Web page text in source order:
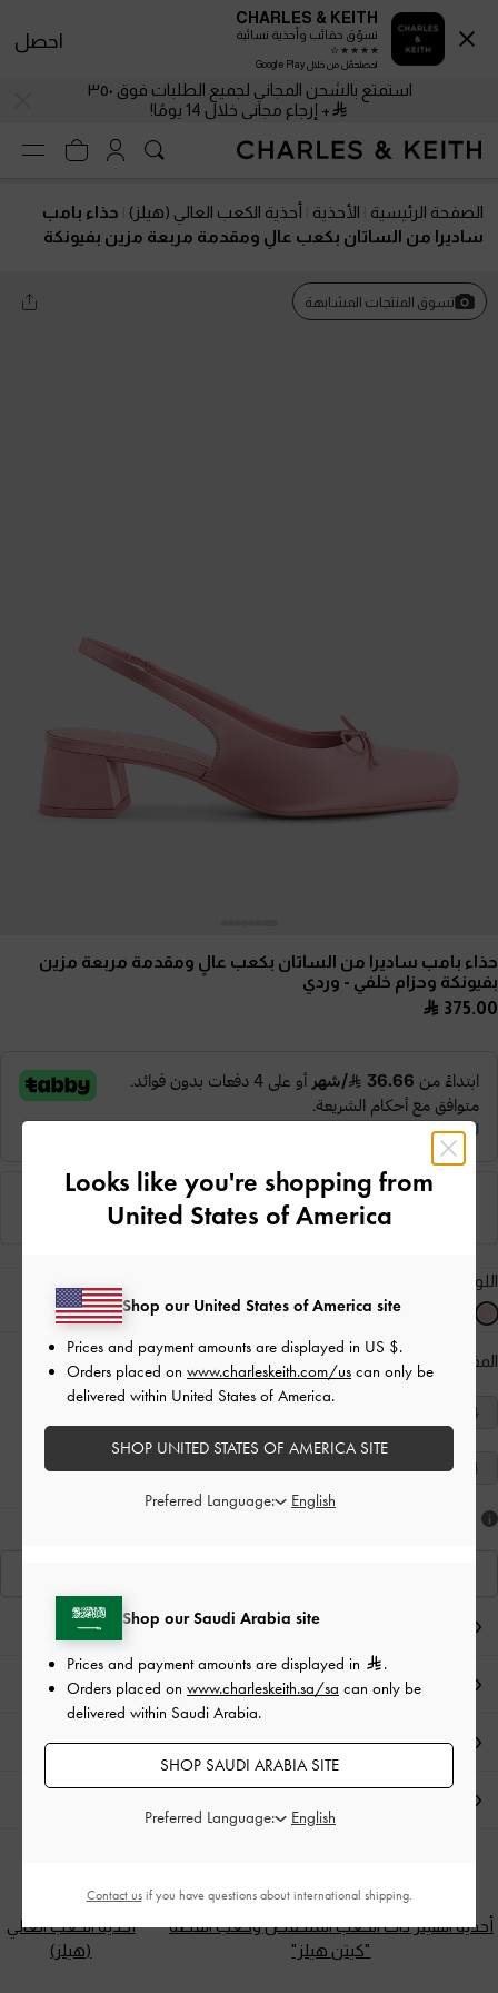
استمتع بالشحن المجاني لجميع الطلبات فوق ٣٥٠
+ إرجاع مجاني خلال 14 يومًا!
الصفحة الرئيسية الأحذية أحذية الكعب العالي (هيلز)
حذاء بامب
ساديرا من الساتان بكعب عالٍ ومقدمة مربعة مزين بفيونكة
تسوق المنتجات المشابهة
حذاء بامب ساديرا من الساتان بكعب عالٍ ومقدمة مربعة مزين
بفيونكة وحزام خلفي - وردي
375.00
اللون:
المقاس: اختر المقاس دليل المقاسات
34
41
تفاصيل المنتج
العروض الحصرية
أحذية الهيلز ذات الكعب المنخفض وكعب القطة
"كيتن هيلز"
أحذية الكعب العالي
(هيلز)
CHARLES & KEITH
تسوّق حقائب وأحذية نسائية
احصلحمّل من خلال Google Play
احصل
Looks like you're shopping from
United States of America
Shop our Saudi Arabia site
Prices and payment amounts are displayed in
.
Orders placed on www.charleskeith.sa/sa can only be
delivered within Saudi Arabia.
SHOP SAUDI ARABIA SITE
Preferred Language:
Shop our United States of America site
Prices and payment amounts are displayed in US $.
Orders placed on www.charleskeith.com/us can only be
delivered within United States of America.
SHOP UNITED STATES OF AMERICA SITE
Preferred Language:
Contact usif you have questions about international shipping.